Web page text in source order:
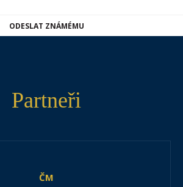
ODESLAT ZNÁMÉMU
Partneři
ČM